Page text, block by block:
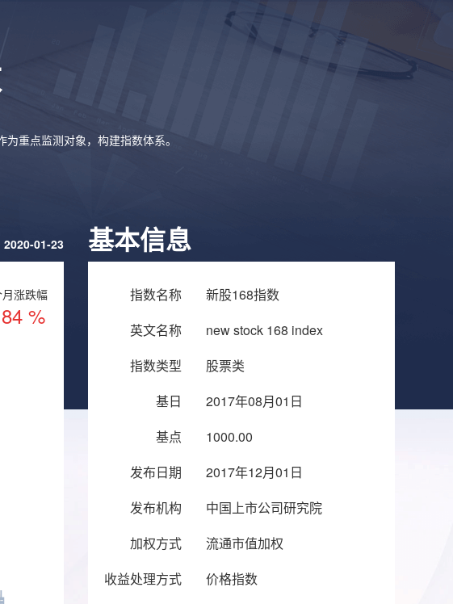
重点监测对象，构建指数体系。
2020-01-23
涨跌幅
%
基本信息
指数名称
新股168指数
英文名称
new stock 168 index
指数类型
股票类
基日
2017年08月01日
基点
1000.00
发布日期
2017年12月01日
发布机构
中国上市公司研究院
加权方式
流通市值加权
收益处理方式
价格指数